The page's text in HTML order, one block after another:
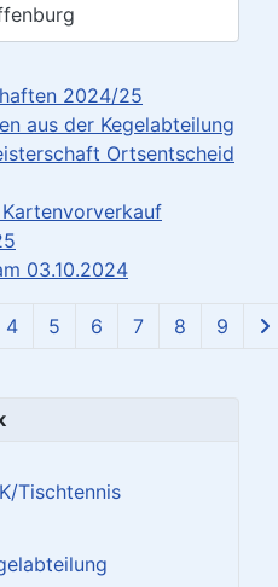
2024/25
aus der Kegelabteilung
Ortsentscheid
03.10.2024
Seite 2 von 9
4 5 6 7 8 9
Tischtennis